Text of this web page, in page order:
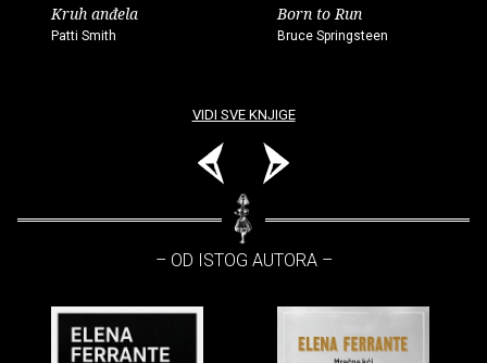
Kruh anđela
Patti Smith
Born to Run
Bruce Springsteen
VIDI SVE KNJIGE
– OD ISTOG AUTORA –